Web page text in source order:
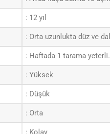
: 12 yıl
: Orta uzunlukta düz ve
: Haftada 1 tarama
: Yüksek
: Düşük
: Orta
: Kolay